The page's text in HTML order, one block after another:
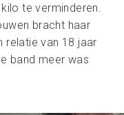
te verminderen.
bracht haar
relatie van 18 jaar
band meer was